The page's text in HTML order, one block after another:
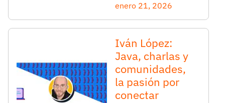
enero 21, 2026
Iván López:
Java, charlas y
comunidades,
la pasión por
conectar